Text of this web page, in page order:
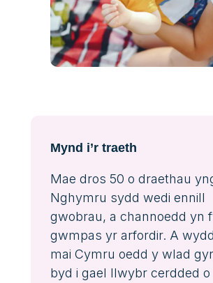
Mynd i’r traeth
Mae dros 50 o draethau
Nghymru sydd wedi ennill
gwobrau, a channoedd yn
gwmpas yr arfordir. A
mai Cymru oedd y wlad
byd i gael llwybr cerdded o